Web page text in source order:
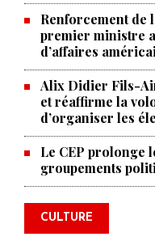
Renforcement de
premier ministre
d’affaires
Alix Didier Fils-
et réaffirme la
d’organiser les
Le CEP prolonge
groupements
CULTURE
La Chambre
l'industrie
annonce des
commémorer
anniversaire